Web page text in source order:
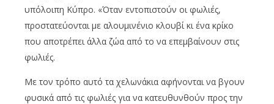
υπόλοιπη Κύπρο. «Όταν εντοπιστούν οι φωλιές,
προστατεύονται με αλουμινένιο κλουβί κι ένα κρίκο
που αποτρέπει άλλα ζώα από το να επεμβαίνουν στις
φωλιές.
Με τον τρόπο αυτό τα χελωνάκια αφήνονται να βγουν
φυσικά από τις φωλιές για να κατευθυνθούν προς την